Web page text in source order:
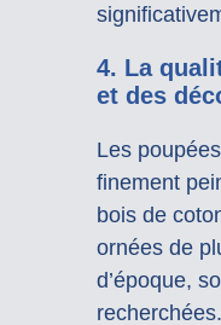
4. La
et des
Les
finement
bois de
ornées de
d’époque,
recherchées.